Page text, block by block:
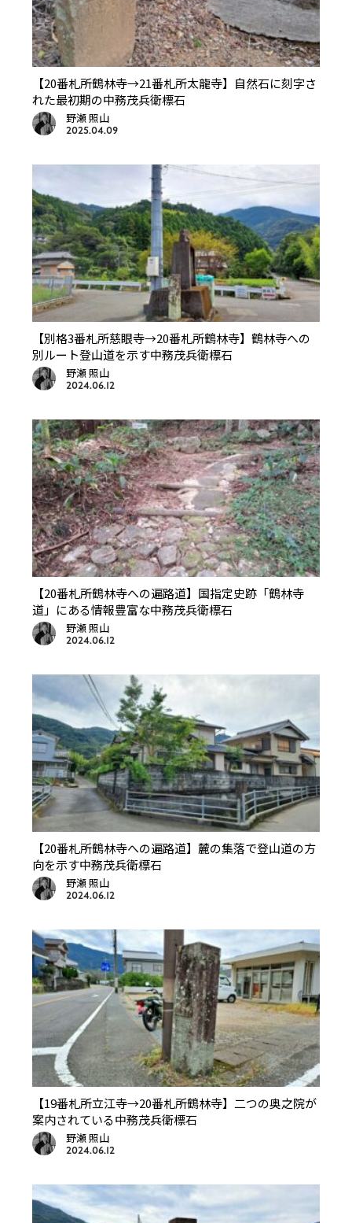
【20番札所鶴林寺→21番札所太龍寺】自然石に刻字さ
れた最初期の中務茂兵衛標石
野瀬 照山
2025.04.09
【別格3番札所慈眼寺→20番札所鶴林寺】鶴林寺への
別ルート登山道を示す中務茂兵衛標石
野瀬 照山
2024.06.12
【20番札所鶴林寺への遍路道】国指定史跡「鶴林寺
道」にある情報豊富な中務茂兵衛標石
野瀬 照山
2024.06.12
【20番札所鶴林寺への遍路道】麓の集落で登山道の方
向を示す中務茂兵衛標石
野瀬 照山
2024.06.12
【19番札所立江寺→20番札所鶴林寺】二つの奥之院が
案内されている中務茂兵衛標石
野瀬 照山
2024.06.12